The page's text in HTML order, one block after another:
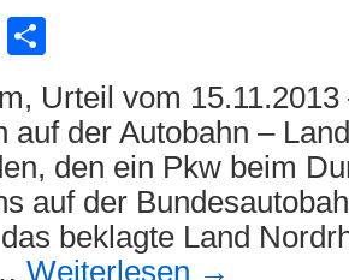
der
begründen
LinkedIn
Urteil vom 15.11.2013
auf der Autobahn –
den ein Pkw beim
auf der
beklagte Land
Weiterlesen →